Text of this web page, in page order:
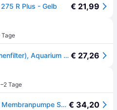
R Plus - Gelb € 21,99
Tage
Sera Luftpumpe Air (150l, Innenfilter), Aquarium Filter € 27,26
Tage
Sera Air 275 R plus - 275l/ h Membranpumpe Sauerstoffpumpe Luftpumpe Aquarium € 34,20